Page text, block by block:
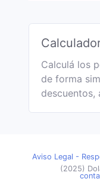
Calculá los
de forma
descuentos,
Aviso Legal -
(2025)